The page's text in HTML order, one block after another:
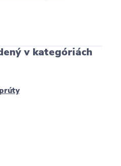
v kategóriách